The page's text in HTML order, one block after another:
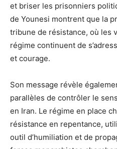
et briser les prisonniers
de Younesi montrent que la
tribune de résistance, où les
régime continuent de
et courage.
Son message révèle
parallèles de contrôler le
en Iran. Le régime en place
résistance en repentance,
outil d’humiliation et de